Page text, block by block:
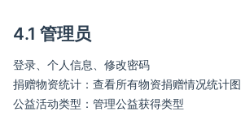
4.1 管理员
登录、个人信息、修改密码
捐赠物资统计：查看所有物资捐赠情况统计图
公益活动类型：管理公益获得类型